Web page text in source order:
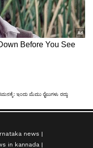
ಇಂದು ಮೆಮು ರೈಲುಗಳು ರದ್ದು
news
in kannada